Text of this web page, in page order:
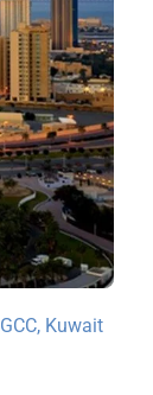
GCC, Kuwait